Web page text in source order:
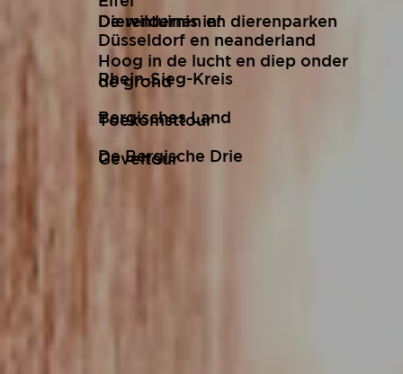
De wildernis in!
Hoog in de lucht en diep onder
de grond
Toekomsttour
Geveltour
Düsseldorf en neanderland
Rhein-Sieg-Kreis
Bergisches Land
De Bergische Drie
Dierentuinen en dierenparken